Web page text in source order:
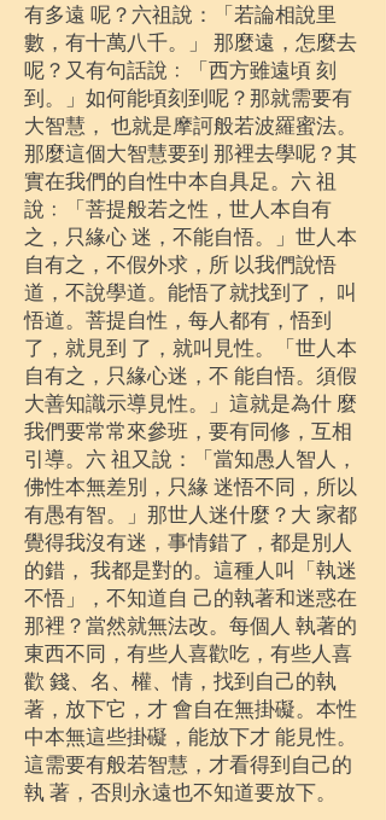
有多遠 呢？六祖說：「若論相說里
數，有十萬八千。」 那麼遠，怎麼去
呢？又有句話說﹕「西方雖遠頃 刻
到。」如何能頃刻到呢？那就需要有
大智慧， 也就是摩訶般若波羅蜜法。
那麼這個大智慧要到 那裡去學呢？其
實在我們的自性中本自具足。六 祖
說﹕「菩提般若之性，世人本自有
之，只緣心 迷，不能自悟。」世人本
自有之，不假外求，所 以我們說悟
道，不說學道。能悟了就找到了， 叫
悟道。菩提自性，每人都有，悟到
了，就見到 了，就叫見性。「世人本
自有之，只緣心迷，不 能自悟。須假
大善知識示導見性。」這就是為什 麼
我們要常常來參班，要有同修，互相
引導。六 祖又說：「當知愚人智人，
佛性本無差別，只緣 迷悟不同，所以
有愚有智。」那世人迷什麼？大 家都
覺得我沒有迷，事情錯了，都是別人
的錯， 我都是對的。這種人叫「執迷
不悟」，不知道自 己的執著和迷惑在
那裡？當然就無法改。每個人 執著的
東西不同，有些人喜歡吃，有些人喜
歡 錢、名、權、情，找到自己的執
著，放下它，才 會自在無掛礙。本性
中本無這些掛礙，能放下才 能見性。
這需要有般若智慧，才看得到自己的
執 著，否則永遠也不知道要放下。